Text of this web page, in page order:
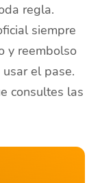
regla.
siempre
y reembolso
el pase.
consultes las